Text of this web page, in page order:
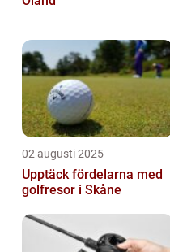
02 augusti 2025
Upptäck fördelarna med
golfresor i Skåne